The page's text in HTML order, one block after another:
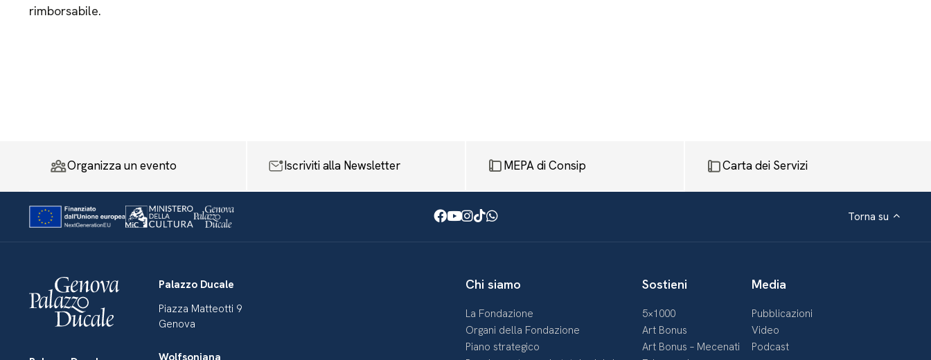
rimborsabile.
Organizza un evento Iscriviti alla Newsletter MEPA di Consip Carta dei Servizi
Facebook
Youtube
Instagram
TikTok
WhatsApp Torna su
Palazzo Ducale
Piazza Matteotti 9
Genova
Wolfsoniana
Chi siamo
La Fondazione
Organi della Fondazione
Piano strategico
Sostieni
5×1000
Art Bonus
Art Bonus – Mecenati
Media
Pubblicazioni
Video
Podcast